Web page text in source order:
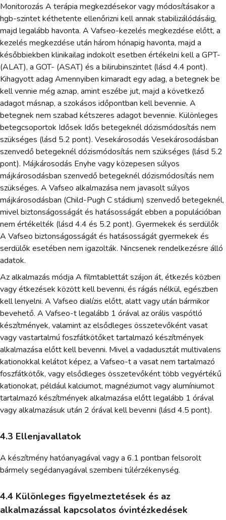
Monitorozás A terápia megkezdésekor vagy módosításakor a
hgb-szintet kéthetente ellenőrizni kell annak stabilizálódásáig,
majd legalább havonta. A Vafseo-kezelés megkezdése előtt, a
kezelés megkezdése után három hónapig havonta, majd a
későbbiekben klinikailag indokolt esetben értékelni kell a GPT-
(ALAT), a GOT- (ASAT) és a bilirubinszintet (lásd 4.4 pont).
Kihagyott adag Amennyiben kimaradt egy adag, a betegnek be
kell vennie még aznap, amint eszébe jut, majd a következő
adagot másnap, a szokásos időpontban kell bevennie. A
betegnek nem szabad kétszeres adagot bevennie. Különleges
betegcsoportok Idősek Idős betegeknél dózismódosítás nem
szükséges (lásd 5.2 pont). Vesekárosodás Vesekárosodásban
szenvedő betegeknél dózismódosítás nem szükséges (lásd 5.2
pont). Májkárosodás Enyhe vagy közepesen súlyos
májkárosodásban szenvedő betegeknél dózismódosítás nem
szükséges. A Vafseo alkalmazása nem javasolt súlyos
májkárosodásban (Child-Pugh C stádium) szenvedő betegeknél,
mivel biztonságosságát és hatásosságát ebben a populációban
nem értékelték (lásd 4.4 és 5.2 pont). Gyermekek és serdülők
A Vafseo biztonságosságát és hatásosságát gyermekek és
serdülők esetében nem igazolták. Nincsenek rendelkezésre álló
adatok.
Az alkalmazás módja A filmtablettát szájon át, étkezés közben
vagy étkezések között kell bevenni, és rágás nélkül, egészben
kell lenyelni. A Vafseo dialízis előtt, alatt vagy után bármikor
bevehető. A Vafseo-t legalább 1 órával az orális vaspótló
készítmények, valamint az elsődleges összetevőként vasat
vagy vastartalmú foszfátkötőket tartalmazó készítmények
alkalmazása előtt kell bevenni. Mivel a vadadusztát multivalens
kationokkal kelátot képez, a Vafseo-t a vasat nem tartalmazó
foszfátkötők, vagy elsődleges összetevőként több vegyértékű
kationokat, például kalciumot, magnéziumot vagy alumíniumot
tartalmazó készítmények alkalmazása előtt legalább 1 órával
vagy alkalmazásuk után 2 órával kell bevenni (lásd 4.5 pont).
4.3 Ellenjavallatok
A készítmény hatóanyagával vagy a 6.1 pontban felsorolt
bármely segédanyagával szembeni túlérzékenység.
4.4 Különleges figyelmeztetések és az
alkalmazással kapcsolatos óvintézkedések